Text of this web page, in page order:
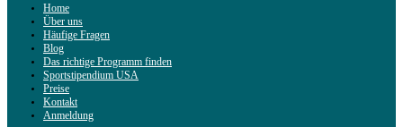
Home
Über uns
Häufige Fragen
Blog
Das richtige Programm finden
Sportstipendium USA
Preise
Kontakt
Anmeldung